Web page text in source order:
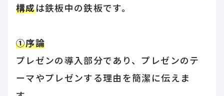
構成は鉄板中の鉄板です。
①序論
プレゼンの導入部分であり、プレゼンのテ
ーマやプレゼンする理由を簡潔に伝えま